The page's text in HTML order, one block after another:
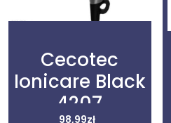
Cecotec
Ionicare Black
4207
98,99zł